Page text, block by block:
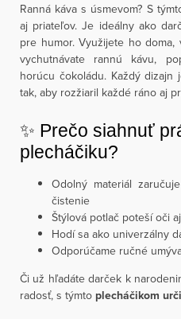
Ranná káva s úsmevom? S
aj priateľov. Je ideálny ako
pre humor. Využijete ho
vychutnávate rannú kávu,
horúcu čokoládu. Každý
tak, aby rozžiaril každé ráno aj
✨ Prečo siahnuť
plecháčiku?
Odolný materiál
čistenie
Štýlová potlač poteší oči
Hodí sa ako univerzálny
Odporúčame ručné
Či už hľadáte darček k
radosť, s týmto plecháčikom